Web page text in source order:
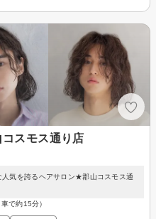
スモス通り店
人気を誇るヘアサロン★郡山コスモス通
で約15分）